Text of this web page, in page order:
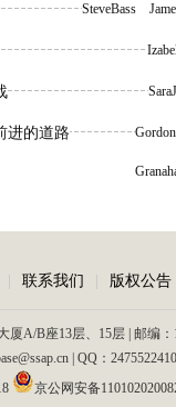
SteveBass
进的道路
联系我们 版权公告
A/B座13层、15层 | 邮编：
| QQ：
京公网安备